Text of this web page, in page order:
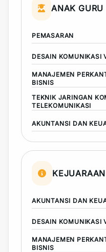
ANAK GURU
PEMASARAN
DESAIN KOMUNIKASI
MANAJEMEN
BISNIS
TEKNIK JARINGAN
TELEKOMUNIKASI
AKUNTANSI DAN
AKUNTANSI DAN
DESAIN KOMUNIKASI
MANAJEMEN
BISNIS